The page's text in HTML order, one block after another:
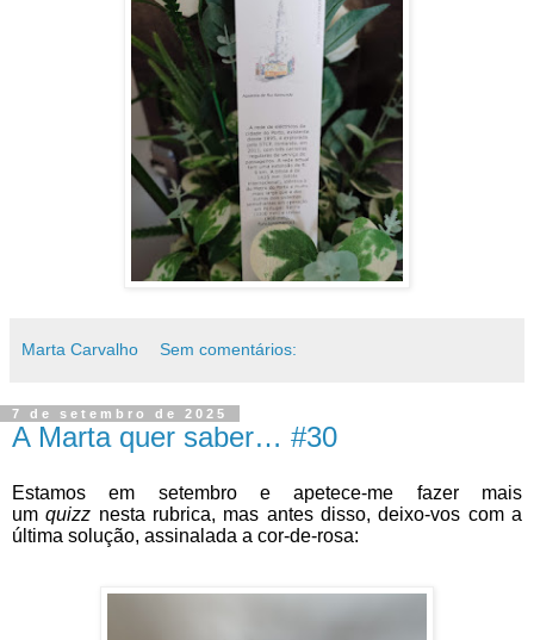
Marta Carvalho Sem comentários:
7 de setembro de 2025
A Marta quer saber… #30
Estamos em setembro e apetece-me fazer mais
umquizz nesta rubrica, mas antes disso, deixo-vos com a
última solução, assinalada a cor-de-rosa: